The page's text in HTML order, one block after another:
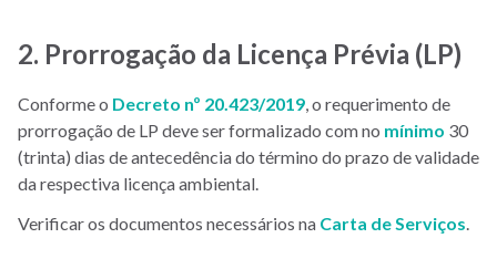
2. Prorrogação da Licença Prévia (LP)
Conforme o Decreto nº 20.423/2019, o requerimento de
prorrogação de LP deve ser formalizado com no mínimo 30
(trinta) dias de antecedência do término do prazo de validade
da respectiva licença ambiental.
Verificar os documentos necessários na Carta de Serviços.